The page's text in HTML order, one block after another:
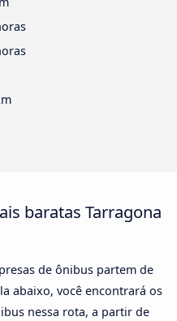
baratas Tarragona
de ônibus partem de
abaixo, você encontrará os
nessa rota, a partir de